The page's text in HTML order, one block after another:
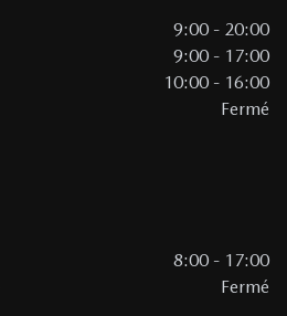
9:00 - 20:00
9:00 - 17:00
10:00 - 16:00
Fermé
8:00 - 17:00
Fermé